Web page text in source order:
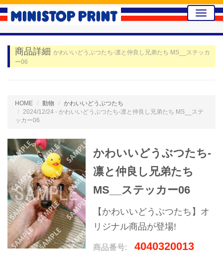
Toggle
商品詳細 かわいいどうぶつたち-凛と仲良し兄弟たち MS__ステッカ
ー06
HOME 動物
かわいいどうぶつたち
2024/12/24 - かわいいどうぶつたち-凛と仲良し兄弟たち MS__ステ
ッカー06
かわいいどうぶつたち-
凛と仲良し兄弟たち
MS__ステッカー06
【かわいいどうぶつたち】オ
リジナル商品が登場!
商品番号: 4040320013